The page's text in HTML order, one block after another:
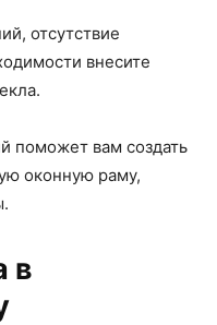
отсутствие
внесите
поможет вам создать
оконную раму,
в